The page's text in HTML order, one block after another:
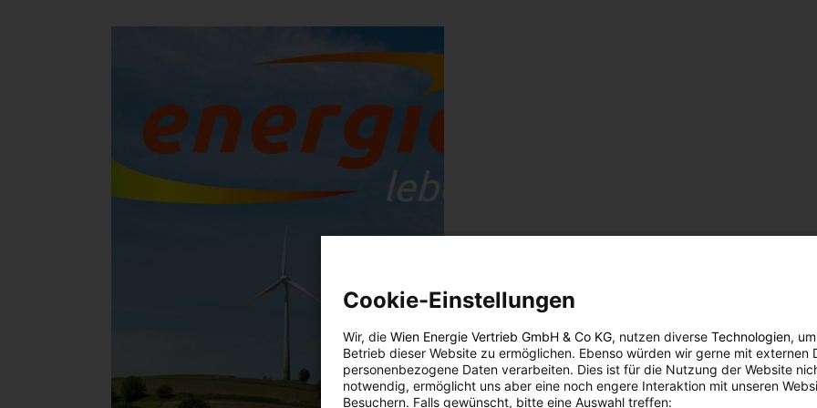
Cookie-Einstellungen
Wir, die Wien Energie Vertrieb GmbH & Co KG, nutzen diverse Technologien,
Betrieb dieser Website zu ermöglichen. Ebenso würden wir gerne mit externen
personenbezogene Daten verarbeiten. Dies ist für die Nutzung der Website
notwendig, ermöglicht uns aber eine noch engere Interaktion mit unseren
Besuchern. Falls gewünscht, bitte eine Auswahl treffen: